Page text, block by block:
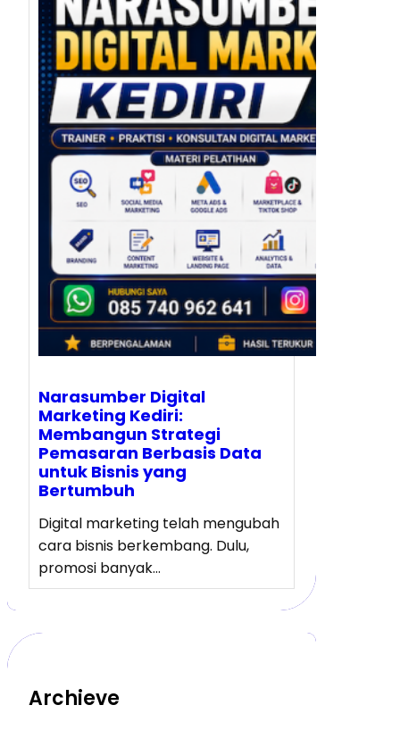
Narasumber Digital
Marketing Kediri:
Membangun Strategi
Pemasaran Berbasis Data
untuk Bisnis yang
Bertumbuh
Digital marketing telah mengubah
cara bisnis berkembang. Dulu,
promosi banyak…
Archieve